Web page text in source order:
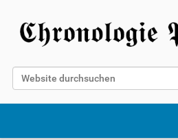
Website durchsuchen